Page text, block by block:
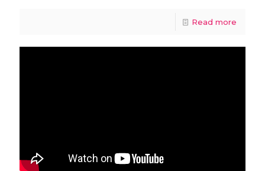
Read more